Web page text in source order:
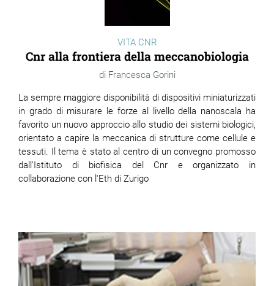
VITA CNR
Cnr alla frontiera della meccanobiologia
Francesca Gorini
La sempre maggiore disponibilità di dispositivi miniaturizzati
in grado di misurare le forze al livello della nanoscala ha
favorito un nuovo approccio allo studio dei sistemi biologici,
orientato a capire la meccanica di strutture come cellule e
tessuti. Il tema è stato al centro di un convegno promosso
dall'Istituto di biofisica del Cnr e organizzato in
collaborazione con l'Eth di Zurigo